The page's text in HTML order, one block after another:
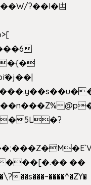
?��I�凷
���[�.�� ��
\?��s���~����^�ZY�